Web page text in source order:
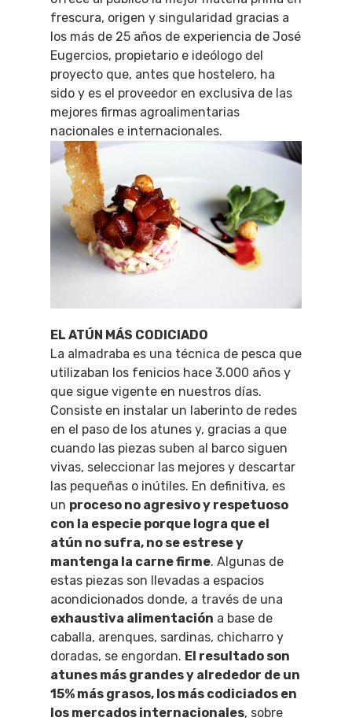
frescura, origen y singularidad gracias a
los más de 25 años de experiencia de José
Eugercios, propietario e ideólogo del
proyecto que, antes que hostelero, ha
sido y es el proveedor en exclusiva de las
mejores firmas agroalimentarias
nacionales e internacionales.
EL ATÚN MÁS CODICIADO
La almadraba es una técnica de pesca que
utilizaban los fenicios hace 3.000 años y
que sigue vigente en nuestros días.
Consiste en instalar un laberinto de redes
en el paso de los atunes y, gracias a que
cuando las piezas suben al barco siguen
vivas, seleccionar las mejores y descartar
las pequeñas o inútiles. En definitiva, es
un proceso no agresivo y respetuoso
con la especie porque logra que el
atún no sufra, no se estrese y
mantenga la carne firme. Algunas de
estas piezas son llevadas a espacios
acondicionados donde, a través de una
exhaustiva alimentación a base de
caballa, arenques, sardinas, chicharro y
doradas, se engordan. El resultado son
atunes más grandes y alrededor de un
15% más grasos, los más codiciados en
los mercados internacionales, sobre